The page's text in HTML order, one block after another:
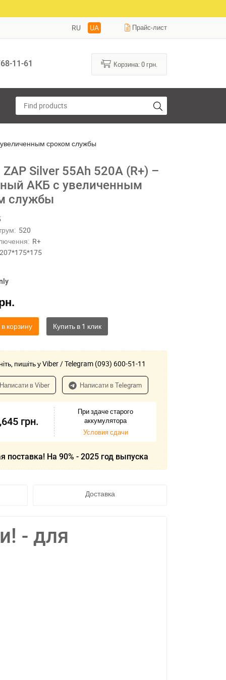
RU UA Прайс-лист
11-61 Корзина:0 грн.
сроком службы
Silver 55Ah 520A (R+) –
АКБ с увеличенным
службы
520
R+
207*175*175
корзину
пишіть у Viber / Telegram (093) 600-51-11
в Viber Написати в Telegram
грн.
При здаче старого
аккумулятора
Условия сдачи
поставка! На 90% - 2025 год выпуска
Доставка
- для